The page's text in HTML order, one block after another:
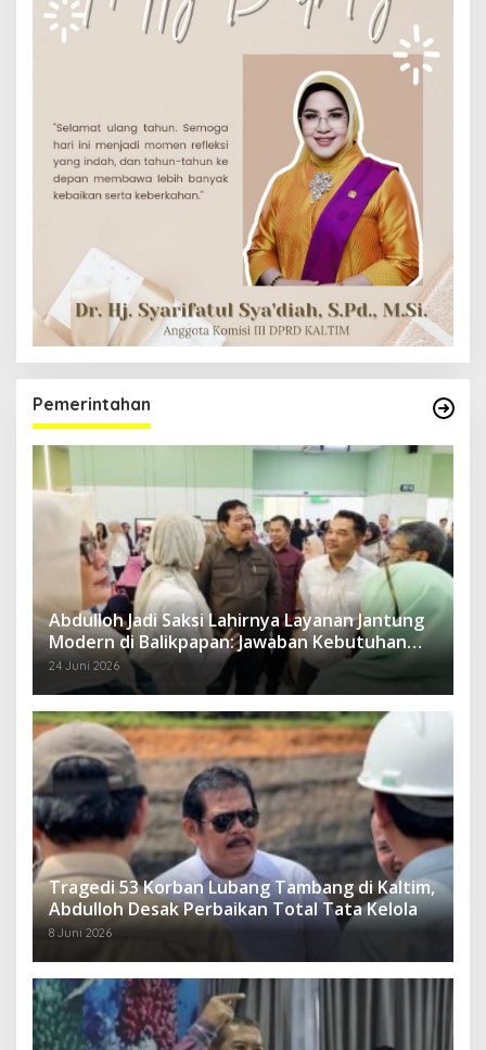
Pemerintahan
Abdulloh Jadi Saksi Lahirnya Layanan Jantung
Modern di Balikpapan: Jawaban Kebutuhan
Rakyat
24 Juni 2026
Tragedi 53 Korban Lubang Tambang di Kaltim,
Abdulloh Desak Perbaikan Total Tata Kelola
8 Juni 2026